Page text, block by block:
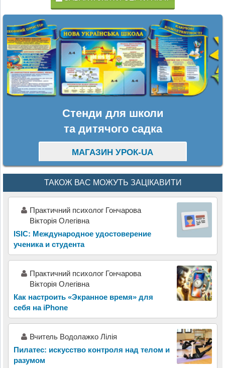
Стенди для школи
та дитячого садка
МАГАЗИН УРОК-UA
ТАКОЖ ВАС МОЖУТЬ ЗАЦІКАВИТИ
Практичний психолог Гончарова
Вікторія Олегівна
ISIC: Международное удостоверение
ученика и студента
Практичний психолог Гончарова
Вікторія Олегівна
Как настроить «Экранное время» для
себя на iPhone
Вчитель Водолажко Лілія
Пилатес: искусство контроля над телом и
разумом